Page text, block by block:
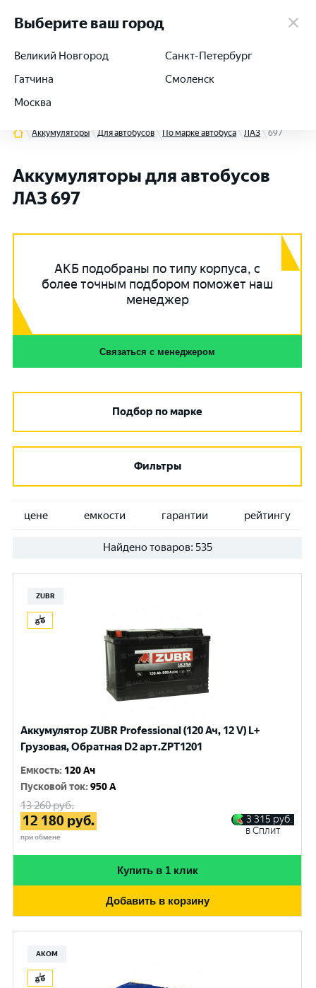
+7 (812) 564-54-91
Аккумуляторы Для автобусов По марке автобуса ЛАЗ 697
Аккумуляторы для автобусов
ЛАЗ 697
АКБ подобраны по типу корпуса, с
более точным подбором поможет наш
менеджер
Связаться с менеджером
Подбор по марке
Фильтры
цене емкости гарантии рейтингу
Найдено товаров: 535
ZUBR
Аккумулятор ZUBR Professional (120 Ач, 12 V) L+
Грузовая, Обратная D2 арт.ZPT1201
Емкость: 120 Ач
Пусковой ток:950 A
13 260руб.
12 180 руб.
при обмене
3 315 руб.
в Сплит
Купить в 1 клик
Добавить в корзину
АКОМ
Выберите ваш город
Великий Новгород
Гатчина
Москва
Санкт-Петербург
Смоленск